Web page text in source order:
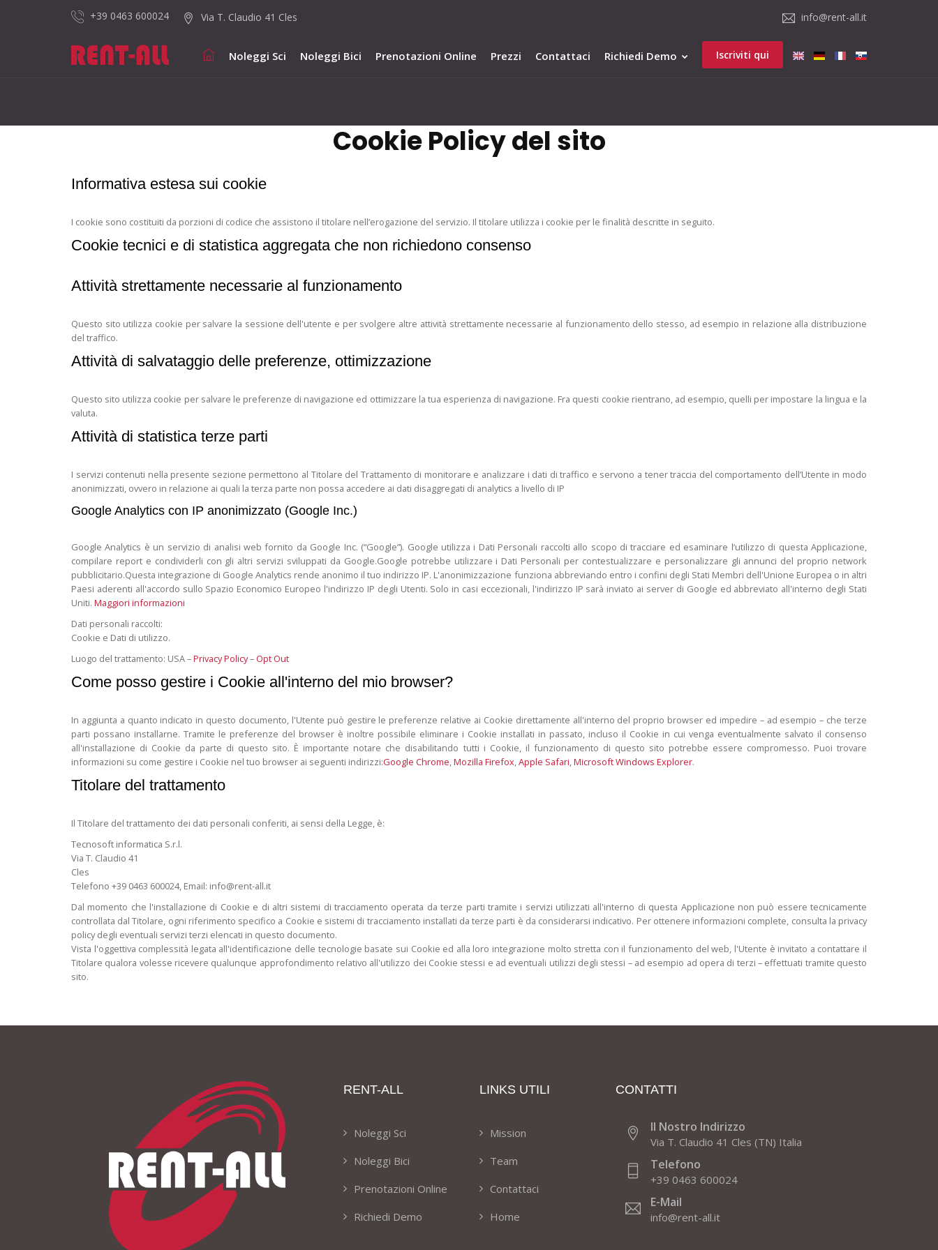
+39 0463 600024 Via T. Claudio 41 Cles info@rent-all.it
Iscriviti qui
Noleggi Sci Noleggi Bici Prenotazioni Online Prezzi Contattaci Richiedi Demo
Cookie Policy del sito
Informativa estesa sui cookie
I cookie sono costituiti da porzioni di codice che assistono il titolare nell’erogazione del servizio. Il titolare utilizza i cookie per le finalità descritte in seguito.
Cookie tecnici e di statistica aggregata che non richiedono consenso
Attività strettamente necessarie al funzionamento
Questo sito utilizza cookie per salvare la sessione dell'utente e per svolgere altre attività strettamente necessarie al funzionamento dello stesso, ad esempio in relazione alla distribuzione
del traffico.
Attività di salvataggio delle preferenze, ottimizzazione
Questo sito utilizza cookie per salvare le preferenze di navigazione ed ottimizzare la tua esperienza di navigazione. Fra questi cookie rientrano, ad esempio, quelli per impostare la lingua e la
valuta.
Attività di statistica terze parti
I servizi contenuti nella presente sezione permettono al Titolare del Trattamento di monitorare e analizzare i dati di traffico e servono a tener traccia del comportamento dell’Utente in modo
anonimizzati, ovvero in relazione ai quali la terza parte non possa accedere ai dati disaggregati di analytics a livello di IP
Google Analytics con IP anonimizzato (Google Inc.)
Google Analytics è un servizio di analisi web fornito da Google Inc. (“Google”). Google utilizza i Dati Personali raccolti allo scopo di tracciare ed esaminare l’utilizzo di questa Applicazione,
compilare report e condividerli con gli altri servizi sviluppati da Google.Google potrebbe utilizzare i Dati Personali per contestualizzare e personalizzare gli annunci del proprio network
pubblicitario.Questa integrazione di Google Analytics rende anonimo il tuo indirizzo IP. L'anonimizzazione funziona abbreviando entro i confini degli Stati Membri dell'Unione Europea o in altri
Paesi aderenti all'accordo sullo Spazio Economico Europeo l'indirizzo IP degli Utenti. Solo in casi eccezionali, l'indirizzo IP sarà inviato ai server di Google ed abbreviato all'interno degli Stati
Uniti. Maggiori informazioni
Dati personali raccolti:
Cookie e Dati di utilizzo.
Luogo del trattamento: USA –Privacy Policy– Opt Out
Come posso gestire i Cookie all'interno del mio browser?
In aggiunta a quanto indicato in questo documento, l'Utente può gestire le preferenze relative ai Cookie direttamente all'interno del proprio browser ed impedire – ad esempio – che terze
parti possano installarne. Tramite le preferenze del browser è inoltre possibile eliminare i Cookie installati in passato, incluso il Cookie in cui venga eventualmente salvato il consenso
all'installazione di Cookie da parte di questo sito. È importante notare che disabilitando tutti i Cookie, il funzionamento di questo sito potrebbe essere compromesso. Puoi trovare
informazioni su come gestire i Cookie nel tuo browser ai seguenti indirizzi:Google Chrome,Mozilla Firefox,Apple Safari,Microsoft Windows Explorer.
Titolare del trattamento
Il Titolare del trattamento dei dati personali conferiti, ai sensi della Legge, è:
Tecnosoft informatica S.r.l.
Via T. Claudio 41
Cles
Telefono +39 0463 600024, Email: info@rent-all.it
Dal momento che l'installazione di Cookie e di altri sistemi di tracciamento operata da terze parti tramite i servizi utilizzati all'interno di questa Applicazione non può essere tecnicamente
controllata dal Titolare, ogni riferimento specifico a Cookie e sistemi di tracciamento installati da terze parti è da considerarsi indicativo. Per ottenere informazioni complete, consulta la privacy
policy degli eventuali servizi terzi elencati in questo documento.
Vista l'oggettiva complessità legata all'identificazione delle tecnologie basate sui Cookie ed alla loro integrazione molto stretta con il funzionamento del web, l'Utente è invitato a contattare il
Titolare qualora volesse ricevere qualunque approfondimento relativo all'utilizzo dei Cookie stessi e ad eventuali utilizzi degli stessi – ad esempio ad opera di terzi – effettuati tramite questo
sito.
RENT-ALL
Noleggi Sci
Noleggi Bici
Prenotazioni Online
Richiedi Demo
LINKS UTILI
Mission
Team
Contattaci
Home
CONTATTI
Il Nostro Indirizzo
Via T. Claudio 41 Cles (TN) Italia
Telefono
+39 0463 600024
E-Mail
info@rent-all.it